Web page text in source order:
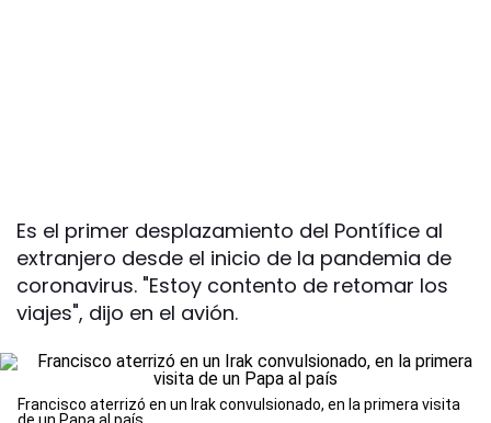
Es el primer desplazamiento del Pontífice al
extranjero desde el inicio de la pandemia de
coronavirus. "Estoy contento de retomar los
viajes", dijo en el avión.
Francisco aterrizó en un Irak convulsionado, en la primera visita